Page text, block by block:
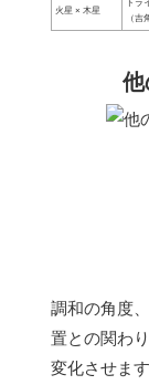
火星 × 木星
トラ
（吉
他
調和の角度
置との関わ
変化させま